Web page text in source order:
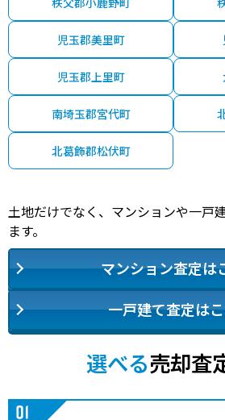
児玉郡美里町
児玉郡上里町
南埼玉郡宮代町
北葛飾郡松伏町
土地だけでなく、マンションや一戸
ます。
マンション査定は
一戸建て査定は
選べる売却査